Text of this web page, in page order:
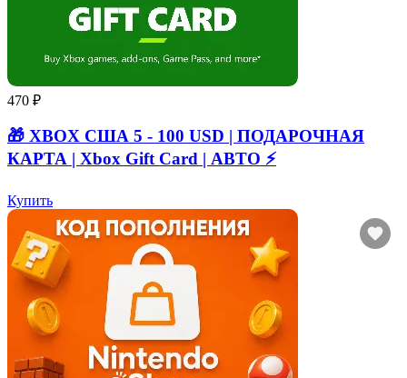
470 ₽
🎁 XBOX США 5 - 100 USD | ПОДАРОЧНАЯ
КАРТА | Xbox Gift Card | АВТО ⚡
Купить